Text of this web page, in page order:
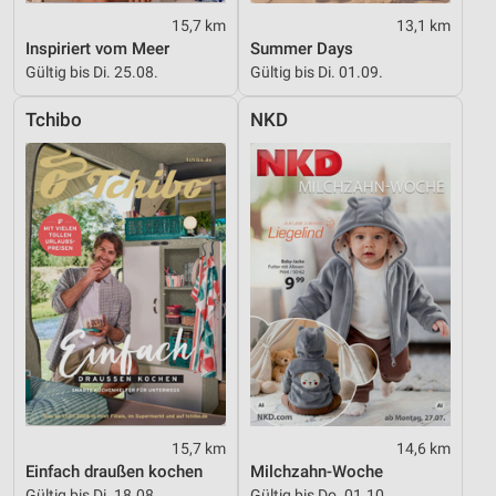
15,7 km
Inspiriert vom Meer
Gültig bis Di. 25.08.
13,1 km
Summer Days
Gültig bis Di. 01.09.
Tchibo
15,7 km
Einfach draußen kochen
NKD
14,6 km
Milchzahn-Woche
Verwendung genauer Standortdaten
Geräte anhand von aktiv angeforderten
Nicht-IAB-Verarbeitungszwecke:
Notwendig
Performance
Funktional
Werbung